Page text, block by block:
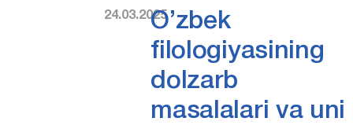
24.03.2025O’zbek
filologiyasining
dolzarb
masalalari va uni